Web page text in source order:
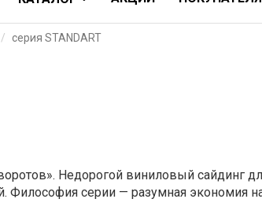
серия STANDART
Недорогой виниловый сайдинг
Философия серии — разумная экономия